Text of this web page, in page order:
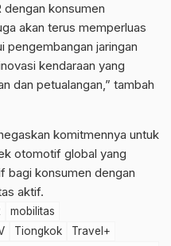
dengan konsumen
akan terus memperluas
pengembangan jaringan
kendaraan yang
dan petualangan,” tambah
komitmennya untuk
otomotif global yang
bagi konsumen dengan
aktif.
mobilitas
Tiongkok Travel+